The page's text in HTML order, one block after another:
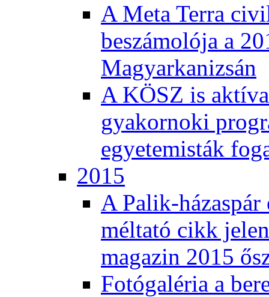
A Meta Terra
beszámolója a
Magyarkanizsán
A KÖSZ is
gyakornoki
egyetemisták
2015
A Palik-
méltató cikk
magazin 2015
Fotógaléria a